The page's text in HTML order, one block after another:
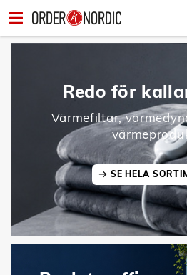
Redo för
Värmefiltar,
SE HELA